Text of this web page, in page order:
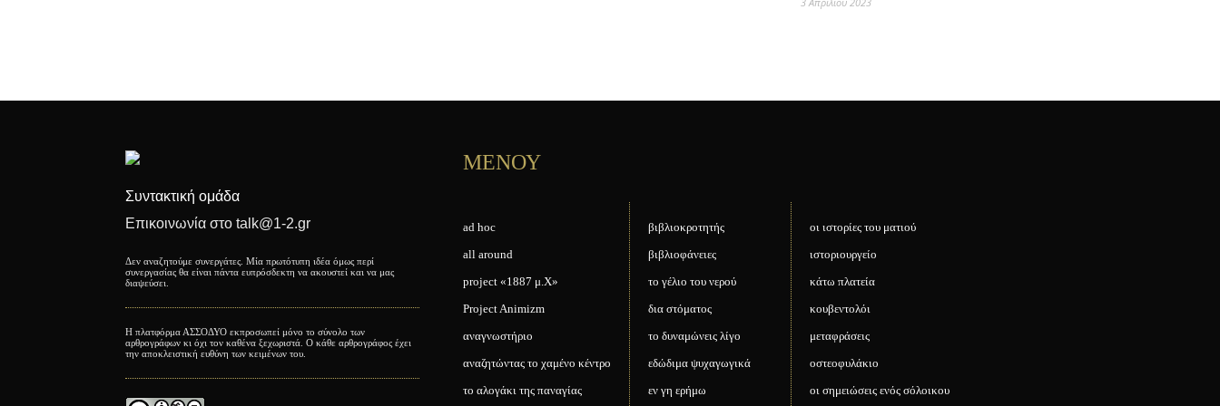
Συντακτική ομάδα
Επικοινωνία στο talk@1-2.gr
Δεν αναζητούμε συνεργάτες. Μία πρωτότυπη ιδέα όμως περί
συνεργασίας θα είναι πάντα ευπρόσδεκτη να ακουστεί και να μας
διαψεύσει.
Η πλατφόρμα ΑΣΣΟΔΥΟ εκπροσωπεί μόνο το σύνολο των
αρθρογράφων κι όχι τον καθένα ξεχωριστά. Ο κάθε αρθρογράφος έχει
την αποκλειστική ευθύνη των κειμένων του.
ΜΕΝΟΥ
ad hoc
all around
project «1887 μ.Χ»
Project Animizm
αναγνωστήριο
αναζητώντας το χαμένο κέντρο
το αλογάκι της παναγίας
βιβλιοκροτητής
βιβλιοφάνειες
το γέλιο του νερού
δια στόματος
το δυναμώνεις λίγο
εδώδιμα ψυχαγωγικά
εν γη ερήμω
οι ιστορίες του ματιού
ιστοριουργείο
κάτω πλατεία
κουβεντολόι
μεταφράσεις
οστεοφυλάκιο
οι σημειώσεις ενός σόλοικου